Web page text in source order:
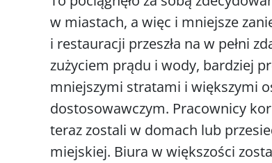
w miastach, a więc i mniejsze
i restauracji przeszła na w pełni
zużyciem prądu i wody, bardziej
mniejszymi stratami i większymi
dostosowawczym. Pracownicy
teraz zostali w domach lub
miejskiej. Biura w większości